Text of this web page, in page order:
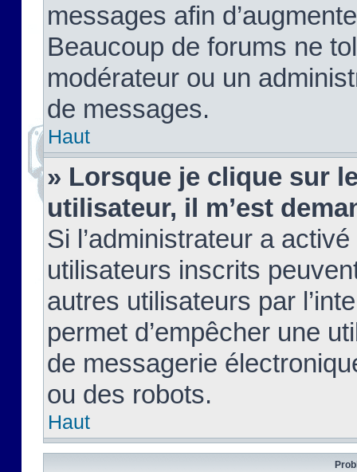
messages afin
Beaucoup de forums ne
modérateur ou un
de messages.
Haut
» Lorsque je clique sur
utilisateur, il m’est
Si l’administrateur a
utilisateurs inscrits
autres utilisateurs par
permet d’empêcher une
de messagerie
ou des robots.
Haut